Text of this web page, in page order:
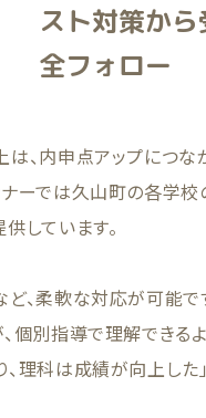
スト対策か
全フォロー
、内申点アップにつな
ーでは久山町の各学校
しています。
、柔軟な対応が可能で
個別指導で理解できるよ
理科は成績が向上した